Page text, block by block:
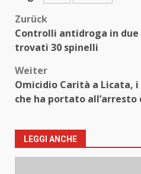
Zurück
Controlli antidroga in
trovati 30 spinelli
Weiter
Omicidio Carità a Licata,
che ha portato
LEGGI ANCHE